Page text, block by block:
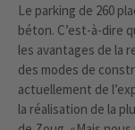
Le parking de 260
béton. C’est-à-dire
les avantages de la
des modes de
actuellement de
la réalisation de la